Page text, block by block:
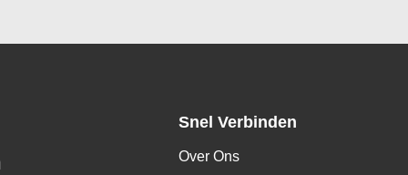
Snel Verbinden
Over Ons